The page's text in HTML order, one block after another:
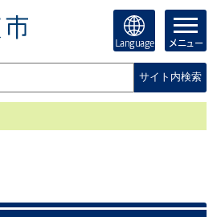
Language メニュー
サイト内検索